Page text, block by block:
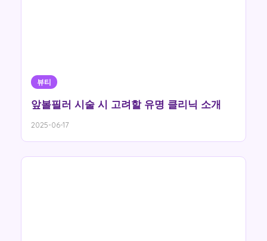
뷰티
앞볼필러 시술 시 고려할 유명 클리닉 소개
2025-06-17